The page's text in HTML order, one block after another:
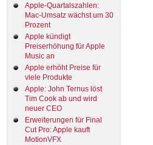
Apple-Quartalszahlen:
Mac-Umsatz wächst um 30
Prozent
Apple kündigt
Preiserhöhung für Apple
Music an
Apple erhöht Preise für
viele Produkte
Apple: John Ternus löst
Tim Cook ab und wird
neuer CEO
Erweiterungen für Final
Cut Pro: Apple kauft
MotionVFX